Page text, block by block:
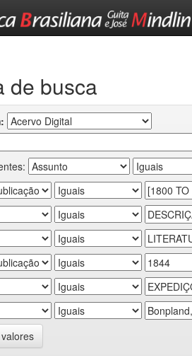
de busca